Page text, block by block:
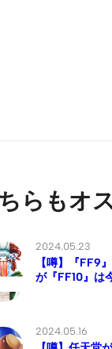
らもオ
2024.05.23
【噂】『FF9
が『FF10』は
2024.05.16